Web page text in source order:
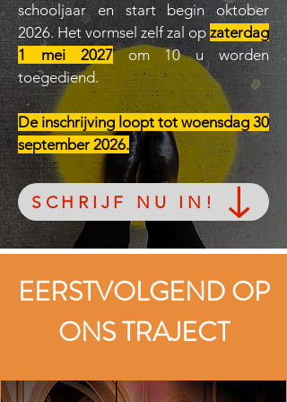
schooljaar en start begin oktober
2026. Het vormsel zelf zal op zaterdag
1 mei 2027om 10 u worden
toegediend.
De inschrijving loopt tot woensdag 30
september 2026.
SCHRIJF NU IN!
EERSTVOLGEND OP
ONS TRAJECT